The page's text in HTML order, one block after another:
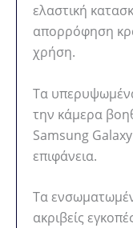
ελαστική
απορρόφηση
χρήση.
Τα
την κάμερα
Samsung
επιφάνεια.
Τα
ακριβείς